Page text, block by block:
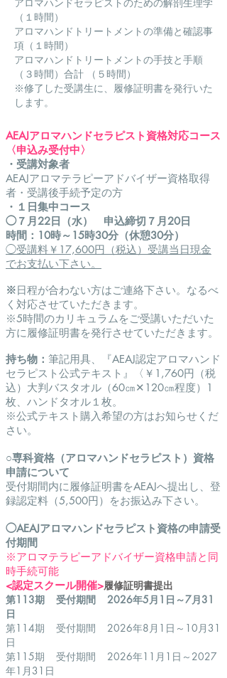
（１時間）
アロマハンドトリートメントの準備と確認事
項（１時間）
アロマハンドトリートメントの手技と手順
（３時間）合計 （５時間）
※修了した受講生に、履修証明書を発行いた
します。
AEAJアロマハンドセラピスト資格対応コース
〈申込み受付中〉
・受講対象者
AEAJアロマテラピーアドバイザー資格取得
者・受講後手続予定の方
・１日集中コース
◯７ 月22日（水）
申込締切７月20日
時間：10時～15時30分（休憩30分）
◯受講料￥17,600円（税込）受講当日現金
でお支払い下さい。
※​日程が合わない方はご連絡下さい。なるべ
く対応させていただきます。
※5時間のカリキュラムをご受講いただいた
方に履修証明書を発行させていただきます。
持ち物： 筆記用具、『AEAJ認定アロマハンド
セラピスト公式テキスト』〈￥1,760円（税
込）大判バスタオル（60㎝✕120㎝程度）1
枚、ハンドタオル１枚。
※公式テキスト購入希望の方はお知らせくだ
さい。
○​専科資格（アロマハンドセラピスト）資格
申請について
受付期間内に履修証明書をAEAJへ提出し、登
録認定料（5,500円） をお振込み下さい。
◯AEAJアロマハンドセラピスト資格の申請受
付期間
※​アロマテラピーアドバイザー資格申請と同
時手続可能
<認定スクール開催>履修証明書提出
第113期 受付期間 2026年5月1日～7月31
日
第114期 受付期間 2026年8月1日～10月31
日
第115期 受付期間 2026年11月1日～2027
年1月31日